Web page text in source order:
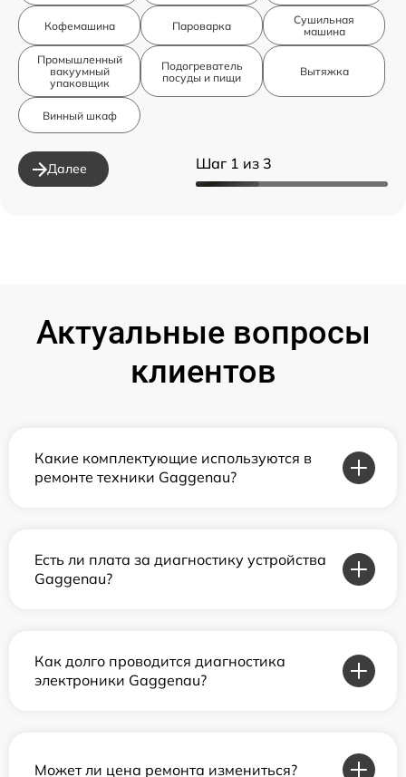
Шаг 1 из 3
Кофемашина Пароварка
Сушильная
машина
Промышленный
вакуумный
упаковщик
Подогреватель
посуды и пищи
Вытяжка
Винный шкаф
Далее
Актуальные вопросы
клиентов
Какие комплектующие используются в
ремонте техники Gaggenau?
Есть ли плата за диагностику устройства
Gaggenau?
Как долго проводится диагностика
электроники Gaggenau?
Может ли цена ремонта измениться?